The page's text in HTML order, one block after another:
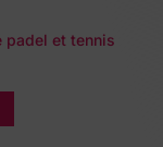
padel et tennis